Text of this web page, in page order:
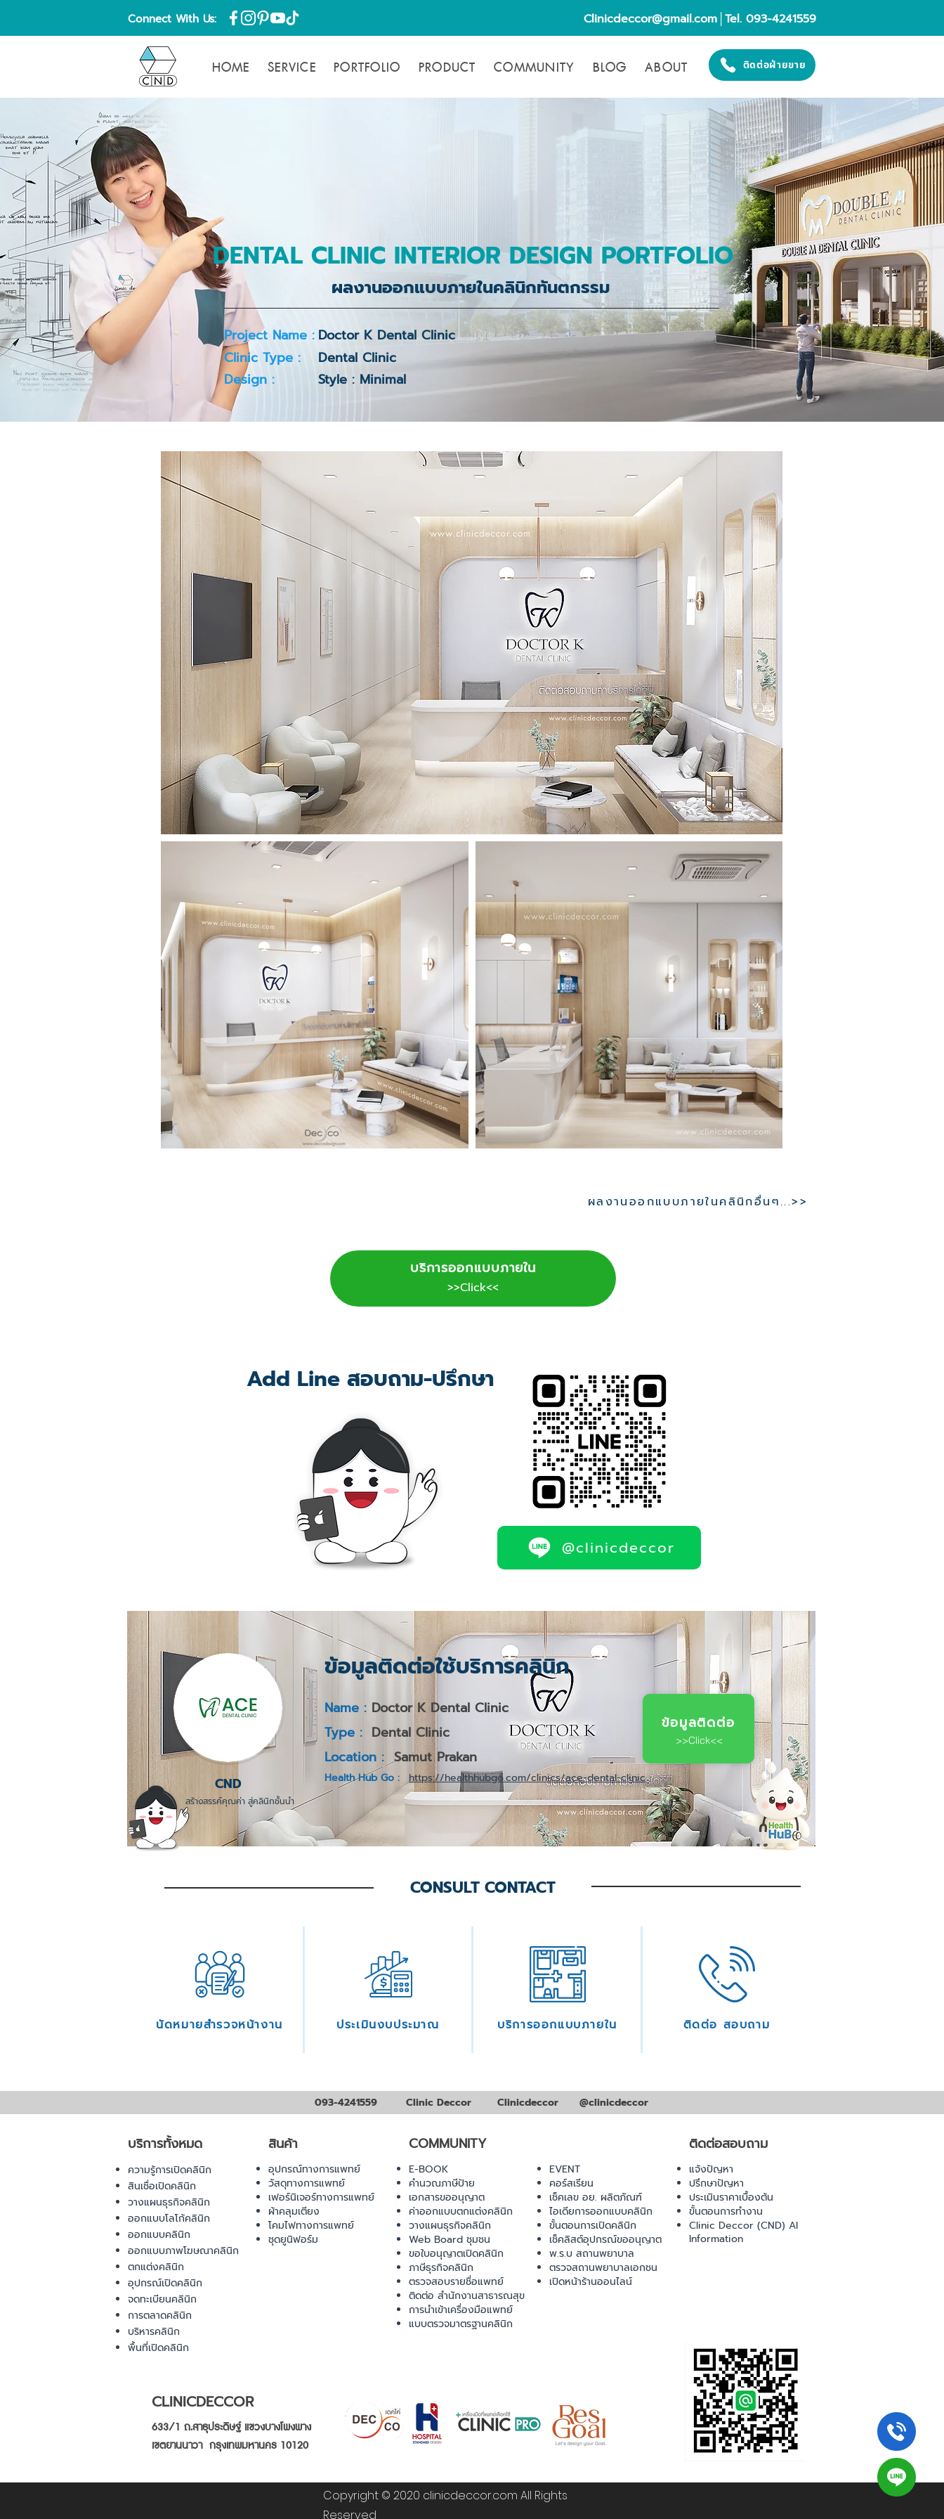
Connect With Us: Clinicdeccor@gmail.com │Tel. 093-4241559
HOME SERVICE PORTFOLIO PRODUCT COMMUNITY BLOG ABOUT ติดต่อฝ่ายขาย
DENTAL CLINIC INTERIOR DESIGN PORTFOLIO
ผลงานออกแบบภายในคลินิกทันตกรรม
Project Name : Doctor K Dental Clinic
Clinic Type :
Dental Clinic
Design :
Style : Minimal
ผลงานออกแบบภายในคลินิกอื่นๆ...>>
บริการออกแบบภายใน
>>Click<<
@clinicdeccor
Add Line สอบถาม-ปรึกษา
CND
ข้อมูลติดต่อใช้บริการคลินิก
Name : Doctor K Dental Clinic
Type : Dental Clinic
Location : Samut Prakan
ข้อมูลติดต่อ
>>Click<<
Health Hub Go : https://healthhubgo.com/clinics/ace-dental-clinic
สร้างสรรค์คุณค่า สู่คลินิกชั้นนำ
CONSULT CONTACT
นัดหมายสำรวจหน้างาน ประเมินงบประมาณ บริการออกแบบภายใน ติดต่อ สอบถาม
093-4241559 Clinic Deccor Clinicdeccor @clinicdeccor
บริการทั้งหมด
ความรู้การเปิดคลินิก
สินเชื่อเปิดคลินิก
วางแผนธุรกิจคลินิก
ออกแบบโลโก้คลินิก
ออกแบบคลินิก
ออกแบบภาพโฆษณาคลินิก
ตกแต่งคลินิก
อุปกรณ์เปิดคลินิก
จดทะเบียนคลินิก
การตลาดคลินิก
บริหารคลินิก
พื้นที่เปิดคลินิก
สินค้า
อุปกรณ์ทางการแพทย์
วัสดุทางการแพทย์
เฟอร์นิเจอร์ทางการแพทย์
ผ้าคลุมเตียง
โคมไฟทางการแพทย์
ชุดยูนิฟอร์ม
COMMUNITY
E-BOOK
คำนวณภาษีป้าย
เอกสารขออนุญาต
ค่าออกแบบตกแต่งคลินิก
วางแผนธุรกิจคลินิก
Web Board ชุมชน
ขอใบอนุญาตเปิดคลินิก
ภาษีธุรกิจคลินิก
ตรวจสอบรายชื่อแพทย์
ติดต่อ สำนักงานสาธารณสุข
การนำเข้าเครื่องมือแพทย์
แบบตรวจมาตรฐานคลินิก
CLINICDECCOR
633/1 ถ.สาธุประดิษฐ์ แขวงบางโพงพาง
เขตยานนาวา กรุงเทพมหานคร 10120
ติดต่อสอบถาม
EVENT
คอร์สเรียน
เช็คเลข อย. ผลิตภัณฑ์
ไอเดียการออกแบบคลินิก
ขั้นตอนการเปิดคลินิก
เช็คลิสต์อุปกรณ์ขออนุญาต
พ.ร.บ สถานพยาบาล
ตรวจสถานพยาบาลเอกชน
เปิดหน้าร้านออนไลน์
แจ้งปัญหา
ปรึกษาปัญหา
ประเมินราคาเบื้องต้น
ขั้นตอนการทำงาน
Clinic Deccor (CND) AI
Information
Copyright © 2020 clinicdeccor.com All Rights
Reserved